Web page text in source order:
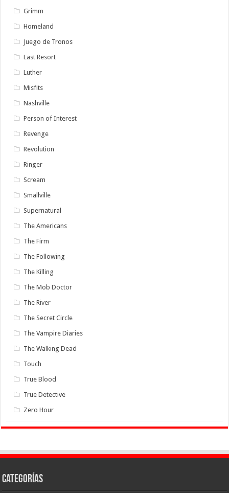
Grimm
Homeland
Juego de Tronos
Last Resort
Luther
Misfits
Nashville
Person of Interest
Revenge
Revolution
Ringer
Scream
Smallville
Supernatural
The Americans
The Firm
The Following
The Killing
The Mob Doctor
The River
The Secret Circle
The Vampire Diaries
The Walking Dead
Touch
True Blood
True Detective
Zero Hour
Categorías